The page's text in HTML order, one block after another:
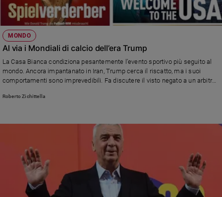
MONDO
Al via i Mondiali di calcio dell’era Trump
La Casa Bianca condiziona pesantemente l’evento sportivo più seguito al
mondo. Ancora impantanato in Iran, Trump cerca il riscatto, ma i suoi
comportamenti sono imprevedibili. Fa discutere il visto negato a un arbitro
Roberto Zichittella